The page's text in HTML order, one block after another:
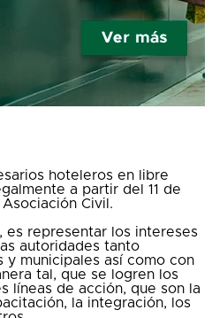
hoteleros en libre
a partir del 11 de
Civil.
es representar los intereses
autoridades tanto
y municipales así como con
tal, que se logren los
líneas de acción, que son la
la integración, los